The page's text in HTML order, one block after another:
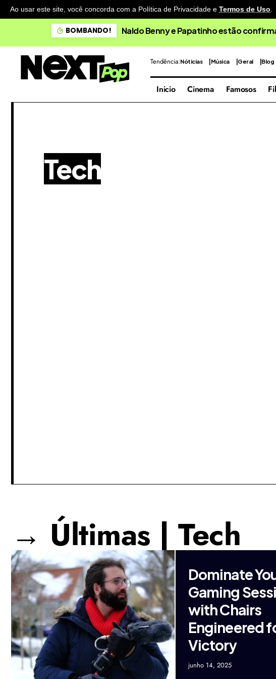
Ao usar este site, você concorda com a Política de Privacidade e Termos de Uso.
BOMBANDO! Naldo Benny e Papatinho estão
Tendência:Nóticias Música Geral Blog
Inicio Cinema Famosos
Tech
→ Últimas | Tech
Dominate
Gaming
with Chairs
Engineered
Victory
junho 14, 2025